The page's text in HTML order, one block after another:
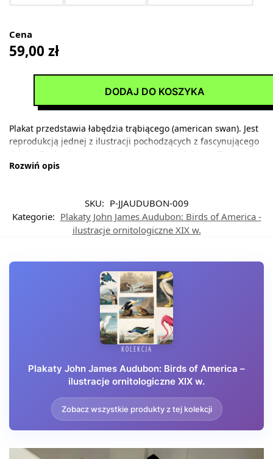
Cena
59,00 zł
DODAJ DO KOSZYKA
Plakat przedstawia łabędzia trąbiącego (american swan). Jest
reprodukcją jednej z ilustracji pochodzących z fascynującego
dzieła „Birds of America” Johna Jamesa Audubona. Ten
amerykański ornitolog i malarz stworzył swoją kolekcję w
wydanie należy do najdroższych książek świata – w 2010 roku
egzemplarz sprzedano za ponad 11 milionów dolarów!
Rozwiń opis
SKU: P-JJAUDUBON-009
Kategorie: Plakaty John James Audubon: Birds of America -
ilustracje ornitologiczne XIX w.
KOLEKCJA
Plakaty John James Audubon: Birds of America –
ilustracje ornitologiczne XIX w.
Zobacz wszystkie produkty z tej kolekcji